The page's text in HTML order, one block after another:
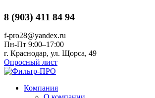
8 (903) 411 84 94
f-pro28@yandex.ru
Пн-Пт 9:00–17:00
г. Краснодар, ул. Щорса, 49
Опросный лист
Компания